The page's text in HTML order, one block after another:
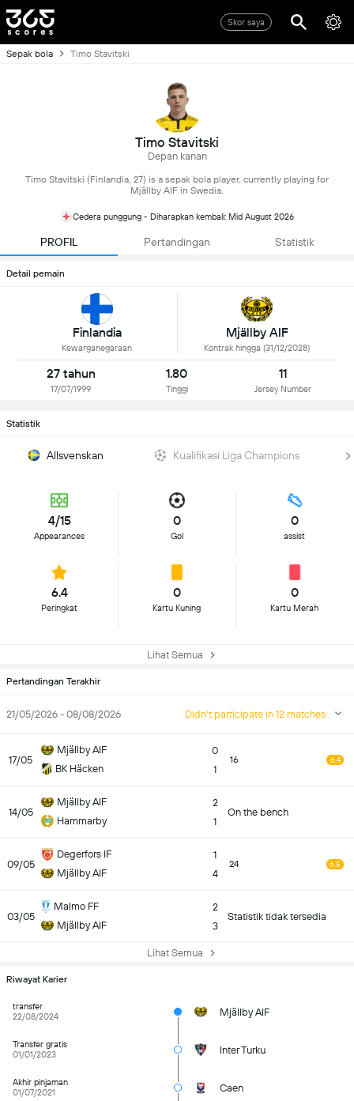
Skor saya
Sepak bola Timo Stavitski
Timo Stavitski
Depan kanan
Timo Stavitski (Finlandia, 27) is a sepak bola player, currently playing for
Mjällby AIF in Swedia.
Cedera punggung - Diharapkan kembali: Mid August 2026
PROFIL Pertandingan Statistik
Detail pemain
Finlandia
Kewarganegaraan
Mjällby AIF
Kontrak hingga (31/12/2028)
27 tahun
17/07/1999
1.80
Tinggi
11
Jersey Number
Statistik
Allsvenskan Kualifikasi Liga Champions
4/15
Appearances
0
Gol
0
assist
6.4
Peringkat
0
Kartu Kuning
0
Kartu Merah
Lihat Semua
Pertandingan Terakhir
21/05/2026 - 08/08/2026 Didn't participate in 12 matches
17/05
Mjällby AIF
BK Häcken
0
1
16 6.4
14/05
Mjällby AIF
Hammarby
2
1
On the bench
09/05
Degerfors IF
Mjällby AIF
1
4
24 6.5
03/05
Malmo FF
Mjällby AIF
2
3
Statistik tidak tersedia
Lihat Semua
Riwayat Karier
transfer
22/08/2024
Mjällby AIF
Transfer gratis
01/01/2023
Inter Turku
Akhir pinjaman
01/07/2021
Caen